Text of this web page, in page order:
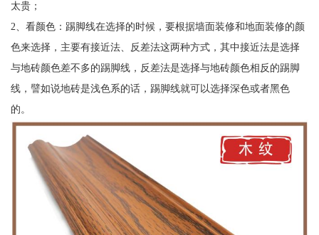
太贵；
2、看颜色：踢脚线在选择的时候，要根据墙面装修和地面装修的颜
色来选择，主要有接近法、反差法这两种方式，其中接近法是选择
与地砖颜色差不多的踢脚线，反差法是选择与地砖颜色相反的踢脚
线，譬如说地砖是浅色系的话，踢脚线就可以选择深色或者黑色
的。